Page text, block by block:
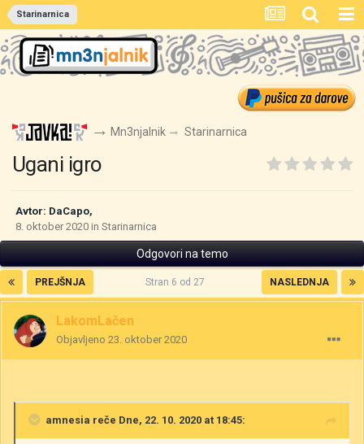
Starinarnica
Mn3njalnik Starinarnica
Ugani igro
Avtor: DaCapo,
8. oktober 2020 in Starinarnica
Odgovori na temo
PREJŠNJA NASLEDNJA
Stran 6 od 27
LakomLačen
Objavljeno 23. oktober 2020
amnesia reče Dne, 22. 10. 2020 at 18:45: